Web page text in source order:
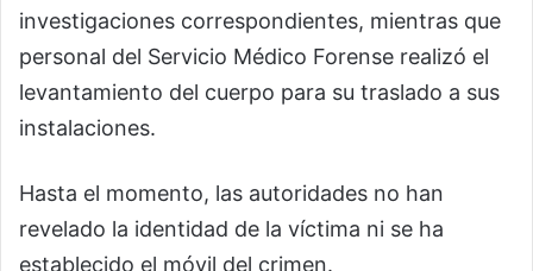
investigaciones correspondientes, mientras que
personal del Servicio Médico Forense realizó el
levantamiento del cuerpo para su traslado a sus
instalaciones.
Hasta el momento, las autoridades no han
revelado la identidad de la víctima ni se ha
establecido el móvil del crimen.